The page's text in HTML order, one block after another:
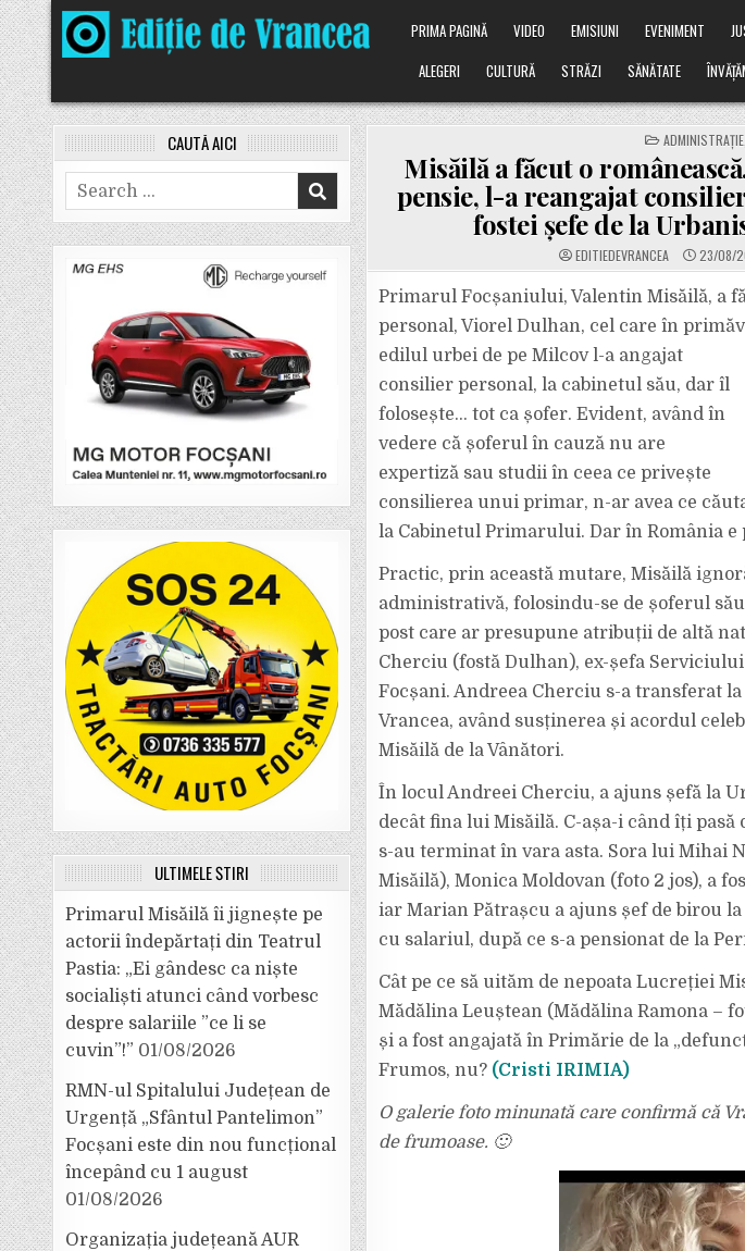
Skip
to
content
PRIMA PAGINĂ VIDEO EMISIUNI EVENIMENT
ALEGERI
CULTURĂ STRĂZI SĂNĂTATE
POSTED
IN
ADMINISTRAȚIE
Misăilă a făcut o
pensie, l-a reangajat
fostei șefe de la
EDITIEDEVRANCEA 23/08/
Primarul Focșaniului, Valentin Misăilă, a
personal, Viorel Dulhan, cel care în
edilul urbei de pe Milcov l-a angajat
consilier personal, la cabinetul său, dar îl
folosește… tot ca șofer. Evident, având în
vedere că șoferul în cauză nu are
expertiză sau studii în ceea ce privește
consilierea unui primar, n-ar avea ce
la Cabinetul Primarului. Dar în România e
Practic, prin această mutare, Misăilă
administrativă, folosindu-se de șoferul
post care ar presupune atribuții de altă
Cherciu (fostă Dulhan), ex-șefa
Focșani. Andreea Cherciu s-a transferat
Vrancea, având susținerea și acordul
Misăilă de la Vânători.
În locul Andreei Cherciu, a ajuns șefă la
decât fina lui Misăilă. C-așa-i când îți
s-au terminat în vara asta. Sora lui Mihai
Misăilă), Monica Moldovan (foto 2 jos), a
iar Marian Pătrașcu a ajuns șef de birou
cu salariul, după ce s-a pensionat de la
Cât pe ce să uităm de nepoata Lucreției
Mădălina Leuștean (Mădălina Ramona –
și a fost angajată în Primărie de la
Frumos, nu? (Cristi IRIMIA)
O galerie foto minunată care confirmă că
de frumoase. 🙂
CAUTĂ AICI
Search
for:
ULTIMELE ȘTIRI
Primarul Misăilă îi jignește pe
actorii îndepărtați din Teatrul
Pastia: „Ei gândesc ca niște
socialiști atunci când vorbesc
despre salariile ”ce li se
cuvin”!” 01/08/2026
RMN-ul Spitalului Județean de
Urgență „Sfântul Pantelimon”
Focșani este din nou funcțional
începând cu 1 august
01/08/2026
Organizația județeană AUR